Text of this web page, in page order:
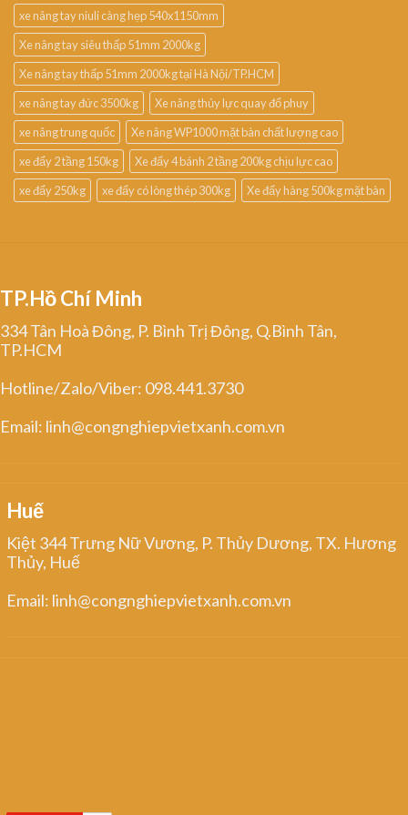
xe nâng tay niuli càng hẹp 540x1150mm
Xe nâng tay siêu thấp 51mm 2000kg
Xe nâng tay thấp 51mm 2000kg tại Hà Nội/TP.HCM
xe nâng tay đức 3500kg
Xe nâng thủy lực quay đổ phuy
xe nâng trung quốc
Xe nâng WP1000 mặt bàn chất lượng cao
xe đẩy 2 tầng 150kg
Xe đẩy 4 bánh 2 tầng 200kg chịu lực cao
xe đẩy 250kg
xe đẩy có lòng thép 300kg Xe đẩy hàng 500kg mặt bàn
TP.Hồ Chí Minh
334 Tân Hoà Đông, P. Bình Trị Đông, Q.Bình Tân,
TP.HCM
Hotline/Zalo/Viber: 098.441.3730
Email: linh@congnghiepvietxanh.com.vn
Huế
Kiệt 344 Trưng Nữ Vương, P. Thủy Dương, TX. Hương
Thủy, Huế
Email: linh@congnghiepvietxanh.com.vn